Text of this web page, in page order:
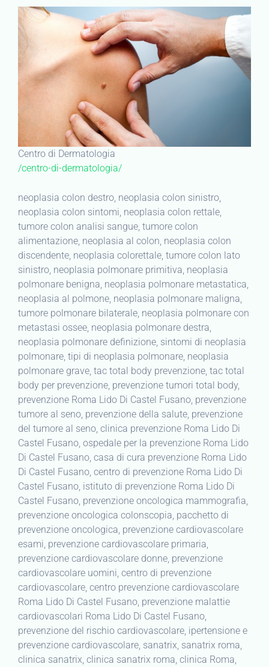
Centro di Dermatologia
/centro-di-dermatologia/
neoplasia colon destro, neoplasia colon sinistro,
neoplasia colon sintomi, neoplasia colon rettale,
tumore colon analisi sangue, tumore colon
alimentazione, neoplasia al colon, neoplasia colon
discendente, neoplasia colorettale, tumore colon lato
sinistro, neoplasia polmonare primitiva, neoplasia
polmonare benigna, neoplasia polmonare metastatica,
neoplasia al polmone, neoplasia polmonare maligna,
tumore polmonare bilaterale, neoplasia polmonare con
metastasi ossee, neoplasia polmonare destra,
neoplasia polmonare definizione, sintomi di neoplasia
polmonare, tipi di neoplasia polmonare, neoplasia
polmonare grave, tac total body prevenzione, tac total
body per prevenzione, prevenzione tumori total body,
prevenzione Roma Lido Di Castel Fusano, prevenzione
tumore al seno, prevenzione della salute, prevenzione
del tumore al seno, clinica prevenzione Roma Lido Di
Castel Fusano, ospedale per la prevenzione Roma Lido
Di Castel Fusano, casa di cura prevenzione Roma Lido
Di Castel Fusano, centro di prevenzione Roma Lido Di
Castel Fusano, istituto di prevenzione Roma Lido Di
Castel Fusano, prevenzione oncologica mammografia,
prevenzione oncologica colonscopia, pacchetto di
prevenzione oncologica, prevenzione cardiovascolare
esami, prevenzione cardiovascolare primaria,
prevenzione cardiovascolare donne, prevenzione
cardiovascolare uomini, centro di prevenzione
cardiovascolare, centro prevenzione cardiovascolare
Roma Lido Di Castel Fusano, prevenzione malattie
cardiovascolari Roma Lido Di Castel Fusano,
prevenzione del rischio cardiovascolare, ipertensione e
prevenzione cardiovascolare, sanatrix, sanatrix roma,
clinica sanatrix, clinica sanatrix roma, clinica Roma,